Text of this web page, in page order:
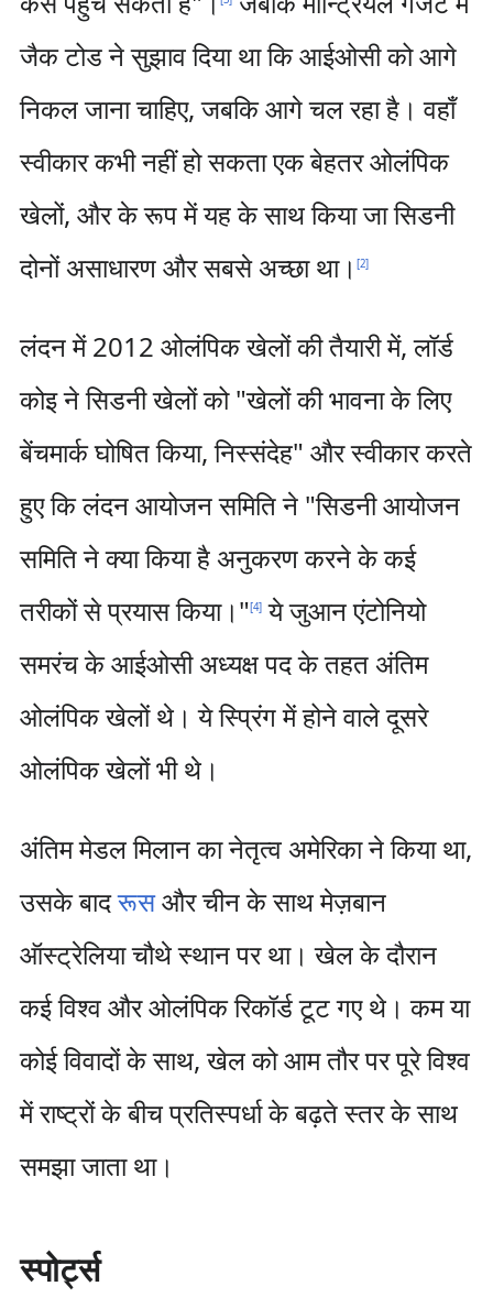
जैक टोड ने सुझाव दिया था कि आईओसी को आगे
निकल जाना चाहिए, जबकि आगे चल रहा है। वहाँ
स्वीकार कभी नहीं हो सकता एक बेहतर ओलंपिक
खेलों, और के रूप में यह के साथ किया जा सिडनी
दोनों असाधारण और सबसे अच्छा था। [2]
लंदन में 2012 ओलंपिक खेलों की तैयारी में, लॉर्ड
कोइ ने सिडनी खेलों को "खेलों की भावना के लिए
बेंचमार्क घोषित किया, निस्संदेह" और स्वीकार करते
हुए कि लंदन आयोजन समिति ने "सिडनी आयोजन
समिति ने क्या किया है अनुकरण करने के कई
तरीकों से प्रयास किया।"[4]ये जुआन एंटोनियो
समरंच के आईओसी अध्यक्ष पद के तहत अंतिम
ओलंपिक खेलों थे। ये स्प्रिंग में होने वाले दूसरे
ओलंपिक खेलों भी थे।
अंतिम मेडल मिलान का नेतृत्व अमेरिका ने किया था,
उसके बादरूसऔर चीन के साथ मेज़बान
ऑस्ट्रेलिया चौथे स्थान पर था। खेल के दौरान
कई विश्व और ओलंपिक रिकॉर्ड टूट गए थे। कम या
कोई विवादों के साथ, खेल को आम तौर पर पूरे विश्व
में राष्ट्रों के बीच प्रतिस्पर्धा के बढ़ते स्तर के साथ
समझा जाता था।
स्पोर्ट्स